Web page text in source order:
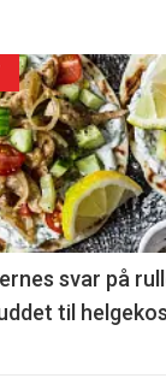
svar på
til